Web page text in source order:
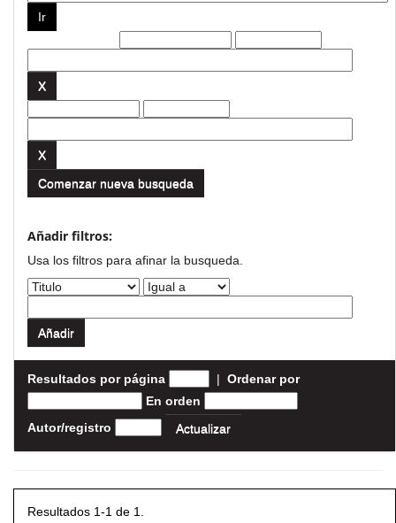
Comenzar nueva busqueda
Añadir filtros:
Usa los filtros para afinar la busqueda.
Resultados por página | Ordenar por
En orden
Autor/registro
Resultados 1-1 de 1.